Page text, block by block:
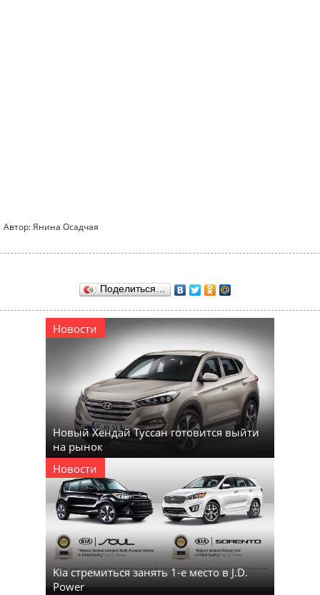
Автор: Янина Осадчая
Поделиться…
Новости
Новый Хендай Туссан готовится выйти
на рынок
Новости
Kia стремиться занять 1-е место в J.D.
Power